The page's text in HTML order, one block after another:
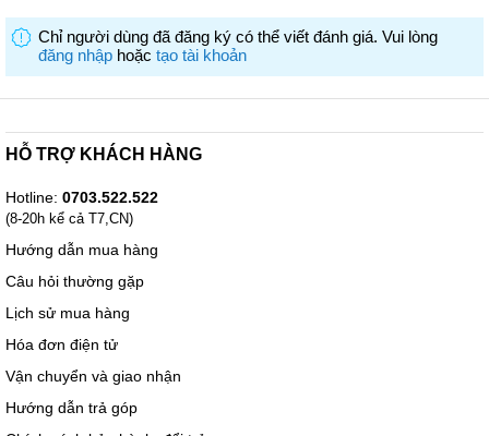
Chỉ người dùng đã đăng ký có thể viết đánh giá. Vui lòng
đăng nhập hoặc tạo tài khoản
HỖ TRỢ KHÁCH HÀNG
Hotline: 0703.522.522
(8-20h kể cả T7,CN)
Hướng dẫn mua hàng
Câu hỏi thường gặp
Lịch sử mua hàng
Hóa đơn điện tử
Vận chuyển và giao nhận
Hướng dẫn trả góp